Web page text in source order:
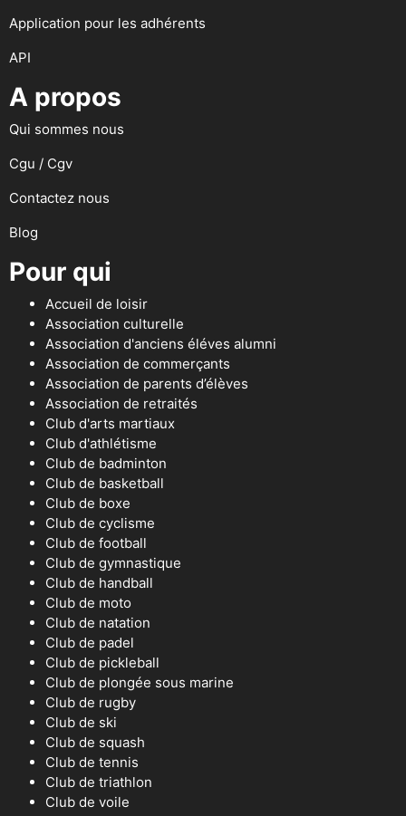
Application pour les adhérents
API
A propos
Qui sommes nous
Cgu / Cgv
Contactez nous
Blog
Pour qui
Accueil de loisir
Association culturelle
Association d'anciens éléves alumni
Association de commerçants
Association de parents d’élèves
Association de retraités
Club d'arts martiaux
Club d'athlétisme
Club de badminton
Club de basketball
Club de boxe
Club de cyclisme
Club de football
Club de gymnastique
Club de handball
Club de moto
Club de natation
Club de padel
Club de pickleball
Club de plongée sous marine
Club de rugby
Club de ski
Club de squash
Club de tennis
Club de triathlon
Club de voile